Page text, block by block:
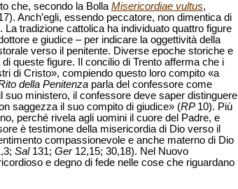
che, secondo la BollaMisericordiae vultus,
Anch’egli, essendo peccatore, non dimentica di
tradizione cattolica ha individuato quattro figure
e giudice – per indicare la oggettività della
verso il penitente. Diverse epoche storiche e
queste figure. Il concilio di Trento afferma che i
di Cristo», compiendo questo loro compito «a
della Penitenza parla del confessore come
ministero, il confessore deve saper distinguere
saggezza il suo compito di giudice» (RP 10). Più
perché rivela agli uomini il cuore del Padre, e
è testimone della misericordia di Dio verso il
compassionevole e anche materno di Dio
Sal131; Ger12,15; 30,18). Nel Nuovo
e degno di fede nelle cose che riguardano